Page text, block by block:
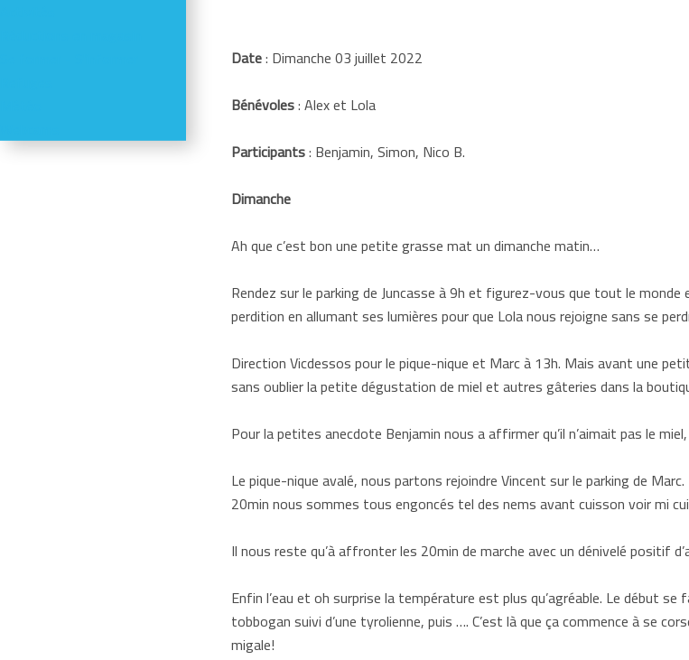
Date: Dimanche 03 juillet 2022
Bénévoles: Alex et Lola
Participants: Benjamin, Simon, Nico B.
Dimanche
Ah que c’est bon une petite grasse mat un dimanche matin…
Rendez sur le parking de Juncasse à 9h et figurez-vous que tout le monde
perdition en allumant ses lumières pour que Lola nous rejoigne sans se
Direction Vicdessos pour le pique-nique et Marc à 13h. Mais avant une
sans oublier la petite dégustation de miel et autres gâteries dans la
Pour la petites anecdote Benjamin nous a affirmer qu’il n’aimait pas le
Le pique-nique avalé, nous partons rejoindre Vincent sur le parking de
20min nous sommes tous engoncés tel des nems avant cuisson voir mi
Il nous reste qu’à affronter les 20min de marche avec un dénivelé positif
Enfin l’eau et oh surprise la température est plus qu’agréable. Le début
tobbogan suivi d’une tyrolienne, puis …. C’est là que ça commence à se
migale!